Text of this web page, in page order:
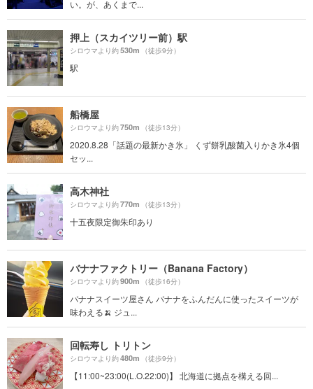
い。が、あくまで...
押上（スカイツリー前）駅
シロウマより約530m （徒歩9分）
駅
船橋屋
シロウマより約750m （徒歩13分）
2020.8.28「話題の最新かき氷」 くず餅乳酸菌入りかき氷4個
セッ...
高木神社
シロウマより約770m （徒歩13分）
十五夜限定御朱印あり
バナナファクトリー（Banana Factory）
シロウマより約900m （徒歩16分）
バナナスイーツ屋さん バナナをふんだんに使ったスイーツが
味わえる🍌 ジュ...
回転寿し トリトン
シロウマより約480m （徒歩9分）
【11:00~23:00(L.O.22:00)】 北海道に拠点を構える回...